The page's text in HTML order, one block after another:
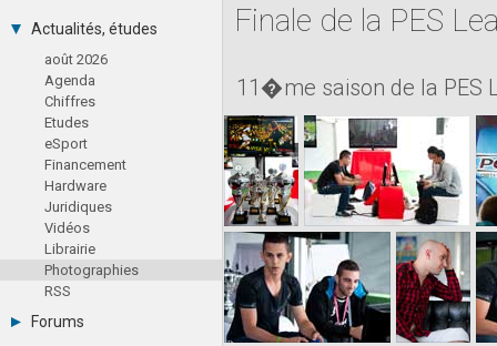
Toutes les sociétés (691)
Studios (418)
Editeurs (49)
Distributeurs (16)
Hard. / Accessoires (10)
Middlewares (15)
Prestataires (99)
Assoc. / Syndicats (21)
Formations / Ecoles (46)
Presse spécialisée (17)
Actualités, études
août 2026
Agenda
Chiffres
Etudes
eSport
Financement
Hardware
Juridiques
Vidéos
Librairie
Photographies
RSS
Forums
Finale de la PES
11�me saison de la PES